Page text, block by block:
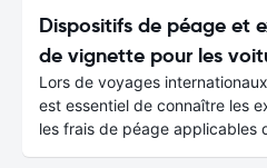
Dispositifs de péage et
de vignette pour les
Lors de voyages
est essentiel de connaître les
les frais de péage applicables